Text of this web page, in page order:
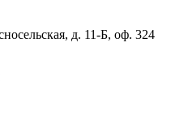
д. 11-Б, оф. 324